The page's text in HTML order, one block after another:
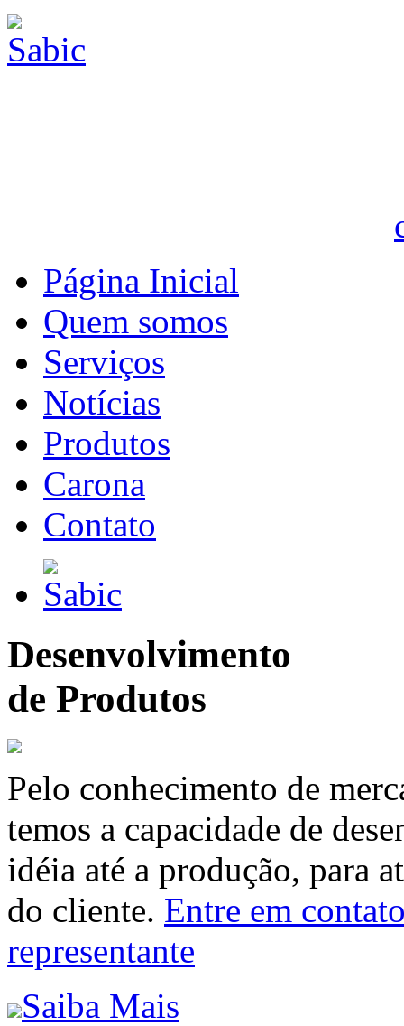
Página Inicial
Quem somos
Serviços
Notícias
Produtos
Carona
Contato
Desenvolvimento
de Produtos
Pelo conhecimento de
temos a capacidade de
idéia até a produção, para
do cliente. Entre em
representante
Saiba Mais